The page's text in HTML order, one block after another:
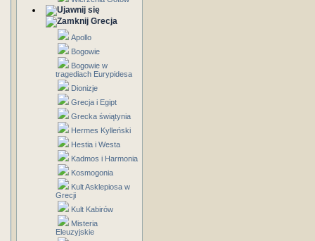
Grecja
Apollo
Bogowie
Bogowie w
tragediach Eurypidesa
Dionizje
Grecja i Egipt
Grecka świątynia
Hermes Kylleński
Hestia i Westa
Kadmos i Harmonia
Kosmogonia
Kult Asklepiosa w
Grecji
Kult Kabirów
Misteria
Eleuzyjskie